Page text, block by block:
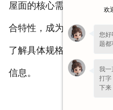
屋面的核心需求。其兼顾
合特性，成为大跨度建筑
了解具体规格参数或项目
信息。
欢
您好
题都
我一
打字
下来